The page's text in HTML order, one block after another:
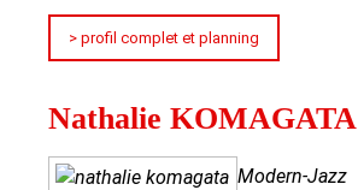
> profil complet et planning
Nathalie KOMAGATA
Modern-Jazz